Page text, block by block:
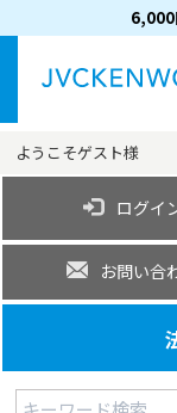
6,000
ようこそゲスト様
ログイ
お問い合